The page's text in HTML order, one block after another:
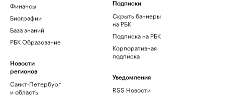
Финансы
Биографии
База знаний
РБК Образование
Новости
регионов
Санкт-Петербург
и область
Подписки
Скрыть баннеры
на РБК
Подписка на РБК
Корпоративная
подписка
Уведомления
RSS Новости